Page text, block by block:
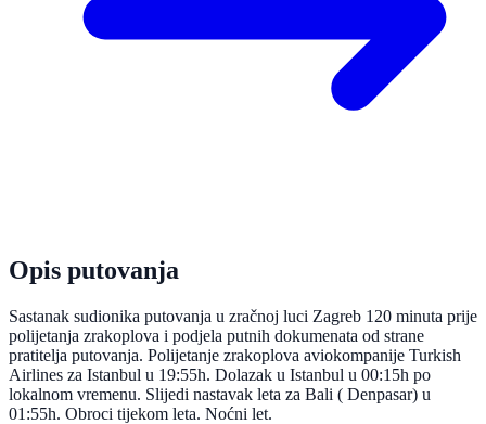
Opis putovanja
Sastanak sudionika putovanja u zračnoj luci Zagreb 120 minuta prije
polijetanja zrakoplova i podjela putnih dokumenata od strane
pratitelja putovanja. Polijetanje zrakoplova aviokompanije Turkish
Airlines za Istanbul u 19:55h. Dolazak u Istanbul u 00:15h po
lokalnom vremenu. Slijedi nastavak leta za Bali ( Denpasar) u
01:55h. Obroci tijekom leta. Noćni let.